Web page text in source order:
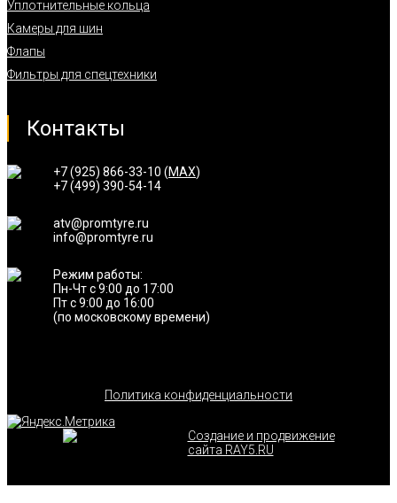
Уплотнительные кольца
Камеры для шин
Флапы
Фильтры для спецтехники
Контакты
+7 (925) 866-33-10 (MAX)
+7 (499) 390-54-14
atv@promtyre.ru
info@promtyre.ru
Режим работы:
Пн-Чт с 9:00 до 17:00
Пт с 9:00 до 16:00
(по московскому времени)
Политика конфиденциальности
Создание и продвижение
сайта RAY5.RU